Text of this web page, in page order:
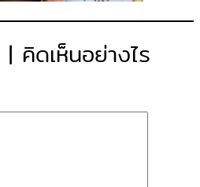
คิดเห็นอย่างไร